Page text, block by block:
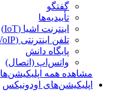
گفتگو
تأییدیه‌ها
اینترنت اشیا (IoT)
تلفن اینترنتی (VoIP)
پایگاه دانش
واتس‌اپ (اتصال)
مشاهده همه اپلیکیشن‌ها
اپلیکیشن‌های اودونیکس